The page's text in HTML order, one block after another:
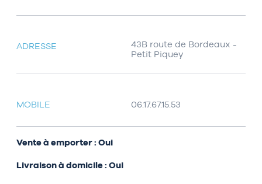
ADRESSE
43B route de Bordeaux -
Petit Piquey
MOBILE 06.17.67.15.53
Vente à emporter : Oui
Livraison à domicile : Oui